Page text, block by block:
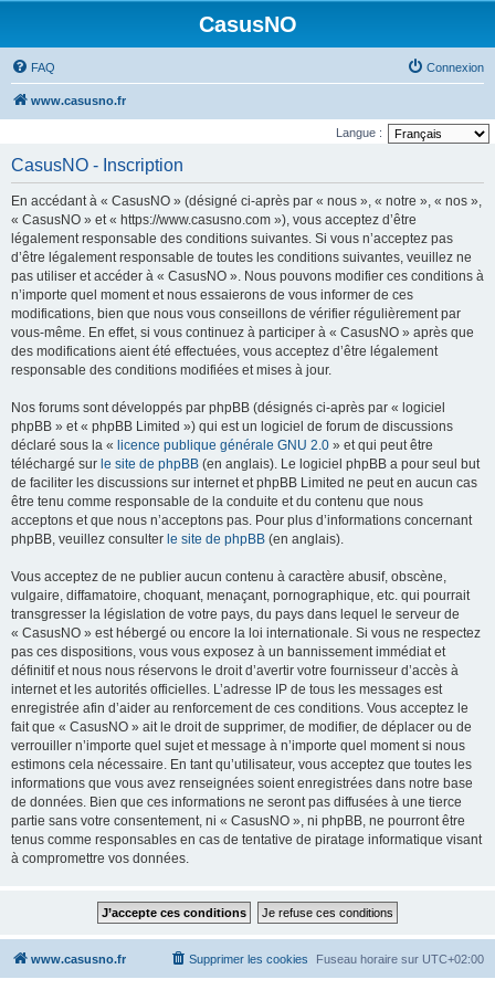
CasusNO
FAQ Connexion
www.casusno.fr
Langue :
CasusNO - Inscription
En accédant à « CasusNO » (désigné ci-après par « nous », « notre », « nos »,
« CasusNO » et « https://www.casusno.com »), vous acceptez d’être
légalement responsable des conditions suivantes. Si vous n’acceptez pas
d’être légalement responsable de toutes les conditions suivantes, veuillez ne
pas utiliser et accéder à « CasusNO ». Nous pouvons modifier ces conditions à
n’importe quel moment et nous essaierons de vous informer de ces
modifications, bien que nous vous conseillons de vérifier régulièrement par
vous-même. En effet, si vous continuez à participer à « CasusNO » après que
des modifications aient été effectuées, vous acceptez d’être légalement
responsable des conditions modifiées et mises à jour.
Nos forums sont développés par phpBB (désignés ci-après par « logiciel
phpBB » et « phpBB Limited ») qui est un logiciel de forum de discussions
déclaré sous la « licence publique générale GNU 2.0 » et qui peut être
téléchargé sur le site de phpBB (en anglais). Le logiciel phpBB a pour seul but
de faciliter les discussions sur internet et phpBB Limited ne peut en aucun cas
être tenu comme responsable de la conduite et du contenu que nous
acceptons et que nous n’acceptons pas. Pour plus d’informations concernant
phpBB, veuillez consulter le site de phpBB (en anglais).
Vous acceptez de ne publier aucun contenu à caractère abusif, obscène,
vulgaire, diffamatoire, choquant, menaçant, pornographique, etc. qui pourrait
transgresser la législation de votre pays, du pays dans lequel le serveur de
« CasusNO » est hébergé ou encore la loi internationale. Si vous ne respectez
pas ces dispositions, vous vous exposez à un bannissement immédiat et
définitif et nous nous réservons le droit d’avertir votre fournisseur d’accès à
internet et les autorités officielles. L’adresse IP de tous les messages est
enregistrée afin d’aider au renforcement de ces conditions. Vous acceptez le
fait que « CasusNO » ait le droit de supprimer, de modifier, de déplacer ou de
verrouiller n’importe quel sujet et message à n’importe quel moment si nous
estimons cela nécessaire. En tant qu’utilisateur, vous acceptez que toutes les
informations que vous avez renseignées soient enregistrées dans notre base
de données. Bien que ces informations ne seront pas diffusées à une tierce
partie sans votre consentement, ni « CasusNO », ni phpBB, ne pourront être
tenus comme responsables en cas de tentative de piratage informatique visant
à compromettre vos données.
www.casusno.fr Fuseau horaire sur UTC+02:00
Supprimer les cookies